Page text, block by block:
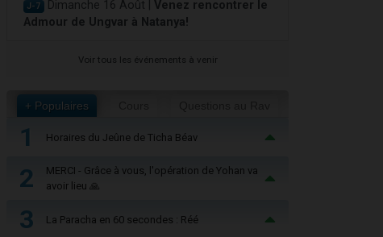
J-7 Dimanche 16 Août | Venez rencontrer le
Admour de Ungvar à Natanya!
Voir tous les événements à venir
+ Populaires
1 Horaires du Jeûne de Ticha Béav
2
MERCI - Grâce à vous, l'opération de Yohan va
avoir lieu 🙏
3 La Paracha en 60 secondes : Réé